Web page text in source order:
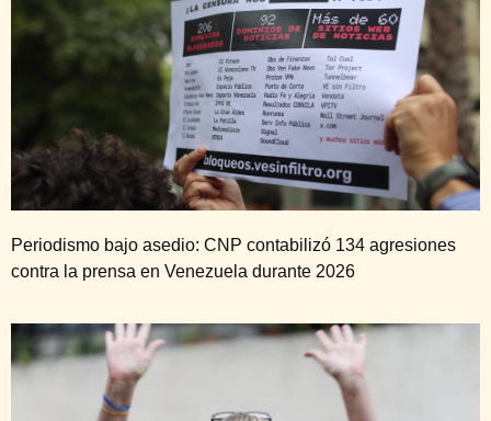
Periodismo bajo asedio: CNP contabilizó 134 agresiones
contra la prensa en Venezuela durante 2026